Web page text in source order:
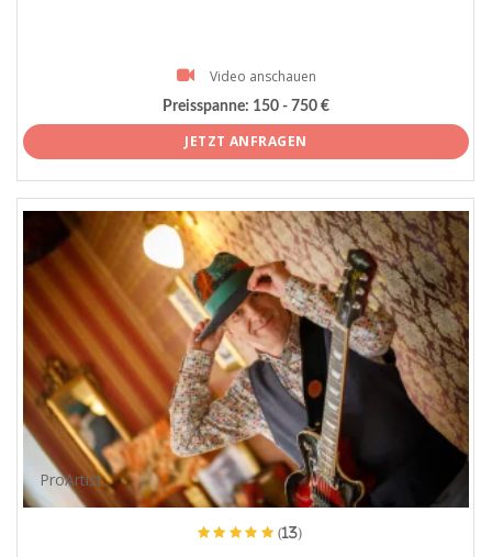
Video anschauen
Preisspanne: 150 - 750 €
JETZT ANFRAGEN
ProArtist
(13)